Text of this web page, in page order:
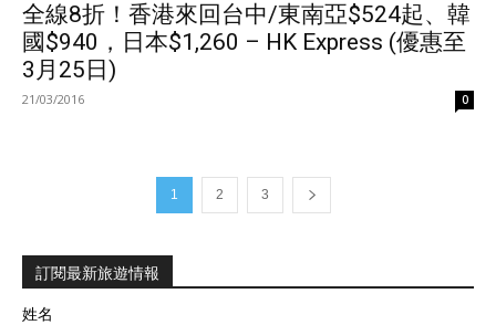
全線8折！香港來回台中/東南亞$524起、韓
國$940，日本$1,260 – HK Express (優惠至
3月25日)
21/03/2016 0
1 2 3
訂閱最新旅遊情報
姓名